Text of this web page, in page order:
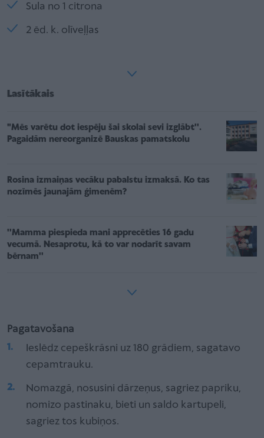
Sula no 1 citrona
2 ēd. k. olīveļļas
Lasītākais
"Mēs varētu dot iespēju šai skolai sevi izglābt''.
Pagaidām nereorganizē Bauskas pamatskolu
Rosina izmaiņas vecāku pabalstu izmaksā. Ko tas
nozīmēs jaunajām ģimenēm?
''Mamma piespieda mani apprecēties 16 gadu
vecumā. Nesaprotu, kā to var nodarīt savam
bērnam''
Pagatavošana
Ieslēdz cepeškrāsni uz 180 grādiem, sagatavo
cepamtrauku.
Nomazgā, nosusini dārzeņus, sagriez papriku,
nomizo pastinaku, bieti un saldo kartupeli,
sagriez tos kubiņos.